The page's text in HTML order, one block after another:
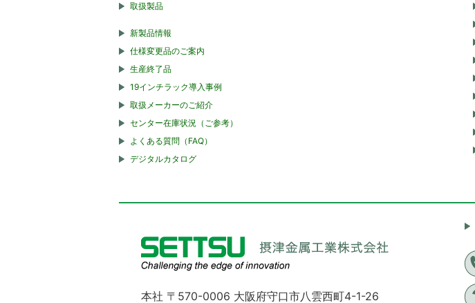
取扱製品
新製品情報
仕様変更品のご案内
生産終了品
19インチラック導入事例
取扱メーカーのご紹介
センター在庫状況（ご参考）
よくある質問（FAQ）
デジタルカタログ
本社 〒570-0006 大阪府守口市八雲西町4-1-26